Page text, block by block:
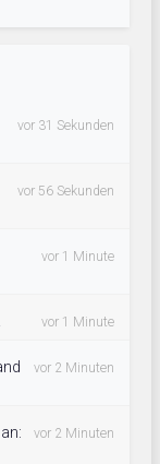
vor 31 Sekunden
vor 56 Sekunden
vor 1 Minute
vor 1 Minute
vor 2 Minuten
vor 2 Minuten